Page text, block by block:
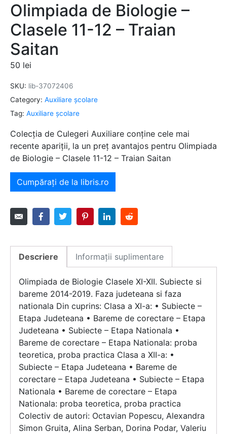
Olimpiada de Biologie –
Clasele 11-12 – Traian
Saitan
50 lei
SKU: lib-37072406
Category: Auxiliare şcolare
Tag: Auxiliare şcolare
Colecția de Culegeri Auxiliare conține cele mai
recente apariții, la un preț avantajos pentru Olimpiada
de Biologie – Clasele 11-12 – Traian Saitan
Cumpărați de la libris.ro
Descriere Informații suplimentare
Olimpiada de Biologie Clasele XI-XII. Subiecte si
bareme 2014-2019. Faza judeteana si faza
nationala Din cuprins: Clasa a XI-a: • Subiecte –
Etapa Judeteana • Bareme de corectare – Etapa
Judeteana • Subiecte – Etapa Nationala •
Bareme de corectare – Etapa Nationala: proba
teoretica, proba practica Clasa a XII-a: •
Subiecte – Etapa Judeteana • Bareme de
corectare – Etapa Judeteana • Subiecte – Etapa
Nationala • Bareme de corectare – Etapa
Nationala: proba teoretica, proba practica
Colectiv de autori: Octavian Popescu, Alexandra
Simon Gruita, Alina Serban, Dorina Podar, Valeriu